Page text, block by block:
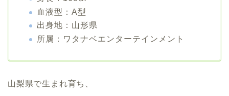
血液型：A型
出身地：山形県
所属：ワタナベエンターテインメント
山梨県で生まれ育ち、